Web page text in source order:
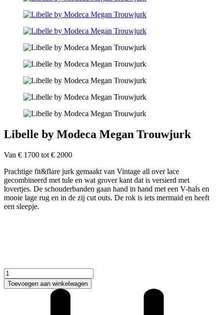
Libelle by Modeca Megan Trouwjurk
Van € 1700 tot € 2000
Prachtige fit&flare jurk gemaakt van Vintage all over lace
gecombineerd met tule en wat grover kant dat is versierd met
lovertjes. De schouderbanden gaan hand in hand met een V-hals en
mooie lage rug en in de zij cut outs. De rok is iets mermaid en heeft
een sleepje.
Libelle
by
Modeca
Toevoegen aan winkelwagen